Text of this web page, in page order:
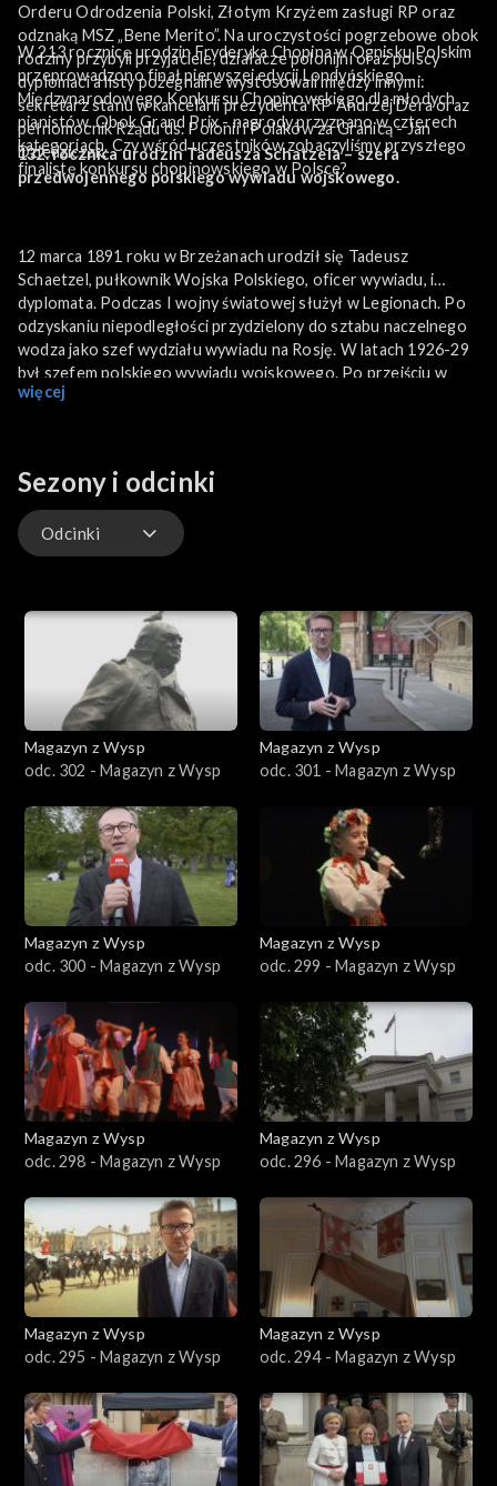
Orderu Odrodzenia Polski, Złotym Krzyżem zasługi RP oraz
odznaką MSZ „Bene Merito”. Na uroczystości pogrzebowe obok
rodziny przybyli przyjaciele, działacze polonijni oraz polscy
dyplomaci a listy pożegnalne wystosowali między innymi:
sekretarz stanu w kancelarii prezydenta RP Andrzej Dera oraz
pełnomocnik Rządu ds. Polonii i Polaków za Granicą - Jan
Dziedziczak.
W 213 rocznicę urodzin Fryderyka Chopina w Ognisku Polskim
przeprowadzono finał pierwszej edycji Londyńskiego
Międzynarodowego Konkursu Chopinowskiego dla młodych
pianistów. Obok Grand Prix - nagrody przyznano w czterech
kategoriach. Czy wśród uczestników zobaczyliśmy przyszłego
finalistę konkursu chopinowskiego w Polsce?
132. rocznica urodzin Tadeusza Schatzela – szefa
przedwojennego polskiego wywiadu wojskowego.
12 marca 1891 roku w Brzeżanach urodził się Tadeusz
Schaetzel, pułkownik Wojska Polskiego, oficer wywiadu, i
dyplomata. Podczas I wojny światowej służył w Legionach. Po
odzyskaniu niepodległości przydzielony do sztabu naczelnego
wodza jako szef wydziału wywiadu na Rosję. W latach 1926-29
był szefem polskiego wywiadu wojskowego. Po przejściu w
stan spoczynku służył w dyplomacji na placówkach w Ankarze i
towarzyszył Józefowi Beckowi. Po wojnie zamieszkał w
Wielkiej Brytanii. Współzałożyciel Instytutu Józefa
Piłsudskiego w Londynie, Ligi Niepodległości Polski oraz
polskiej Grupy Prometeusz, Zmarł 26 czerwca 1971 roku i
więcej
Sezony i odcinki
Odcinki
Magazyn z Wysp
odc. 302 - Magazyn z Wysp
Magazyn z Wysp
odc. 301 - Magazyn z Wysp
Magazyn z Wysp
odc. 300 - Magazyn z Wysp
Magazyn z Wysp
odc. 299 - Magazyn z Wysp
Magazyn z Wysp
odc. 298 - Magazyn z Wysp
Magazyn z Wysp
odc. 296 - Magazyn z Wysp
Magazyn z Wysp
odc. 295 - Magazyn z Wysp
Magazyn z Wysp
odc. 294 - Magazyn z Wysp